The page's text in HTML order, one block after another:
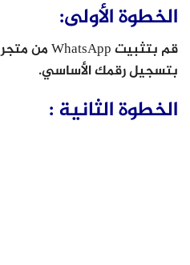
الخطوة الأولى:
بتسجيل رقمك الأساسي.
الخطوة الثانية :